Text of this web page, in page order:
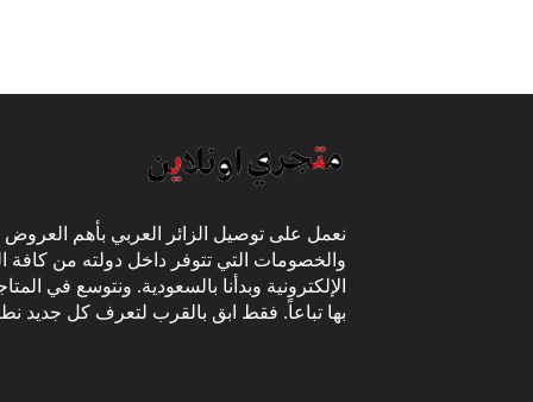
نعمل على توصيل الزائر العربي بأهم العروض
والخصومات التي تتوفر داخل دولته من كافة
الإلكترونية وبدأنا بالسعودية. ونتوسع في
بها تباعاً. فقط ابق بالقرب لتعرف كل جديد